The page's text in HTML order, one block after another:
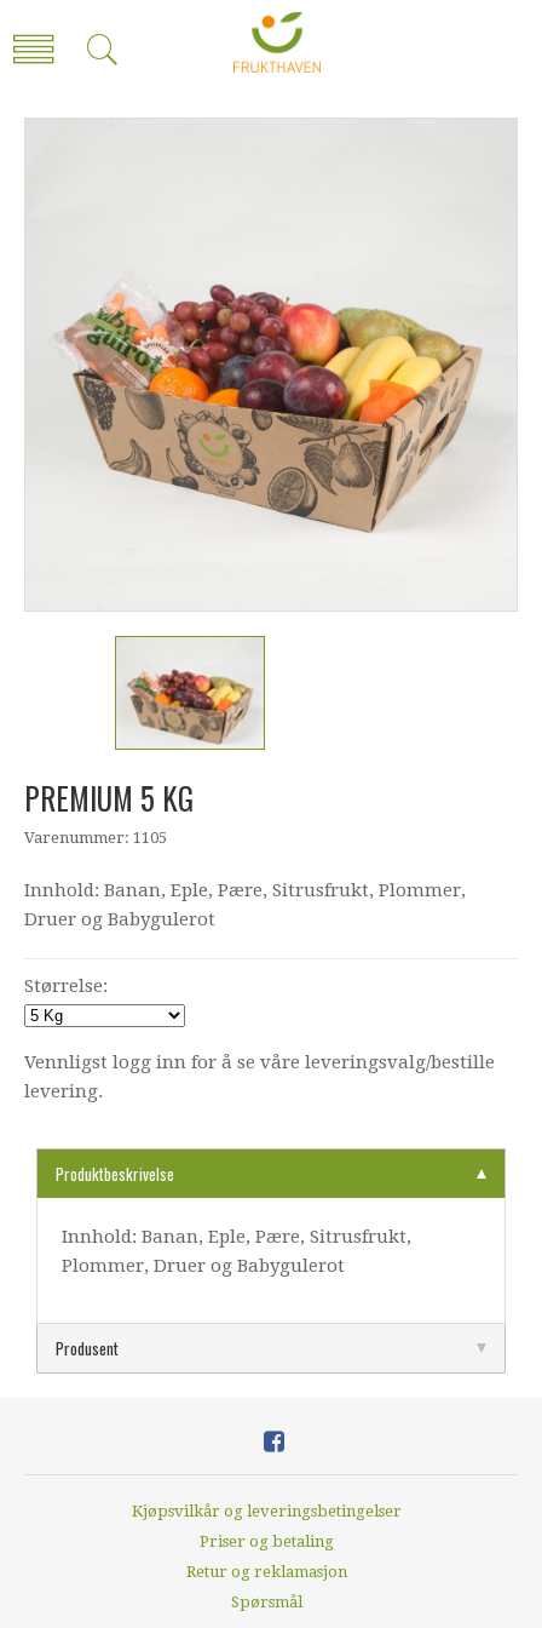
PREMIUM 5 KG
Varenummer: 1105
Innhold: Banan, Eple, Pære, Sitrusfrukt, Plommer,
Druer og Babygulerot
Størrelse:
Vennligst logg inn for å se våre leveringsvalg/bestille
levering.
Produktbeskrivelse
Innhold: Banan, Eple, Pære, Sitrusfrukt,
Plommer, Druer og Babygulerot
Produsent
Kjøpsvilkår og leveringsbetingelser
Priser og betaling
Retur og reklamasjon
Spørsmål